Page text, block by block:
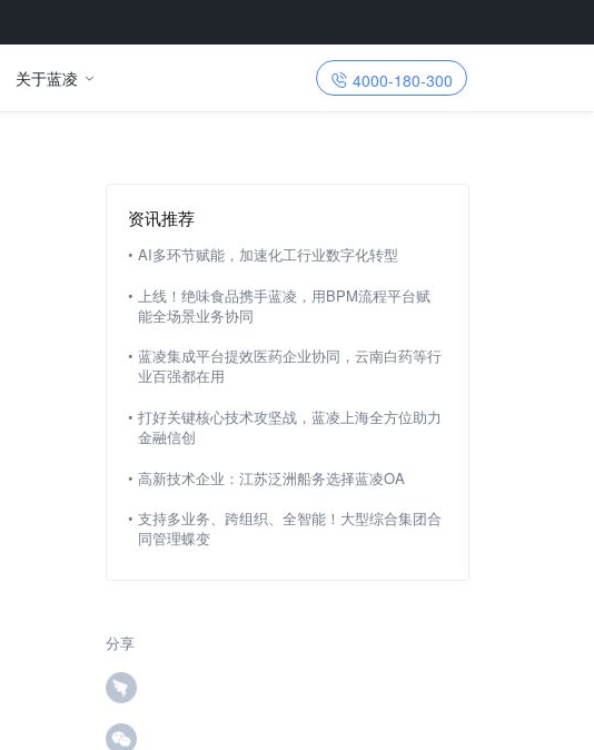
关于蓝凌 4000-180-300
资讯推荐
• AI多环节赋能，加速化工行业数字化转型
• 上线！绝味食品携手蓝凌，用BPM流程平台赋
能全场景业务协同
• 蓝凌集成平台提效医药企业协同，云南白药等行
业百强都在用
• 打好关键核心技术攻坚战，蓝凌上海全方位助力
金融信创
• 高新技术企业：江苏泛洲船务选择蓝凌OA
• 支持多业务、跨组织、全智能！大型综合集团合
同管理蝶变
分享